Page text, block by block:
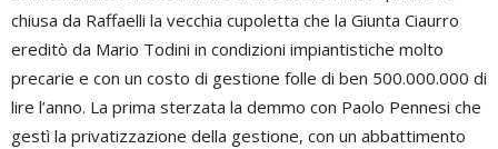
chiusa da Raffaelli la vecchia cupoletta che la Giunta Ciaurro
ereditò da Mario Todini in condizioni impiantistiche molto
precarie e con un costo di gestione folle di ben 500.000.000 di
lire l’anno. La prima sterzata la demmo con Paolo Pennesi che
gestì la privatizzazione della gestione, con un abbattimento